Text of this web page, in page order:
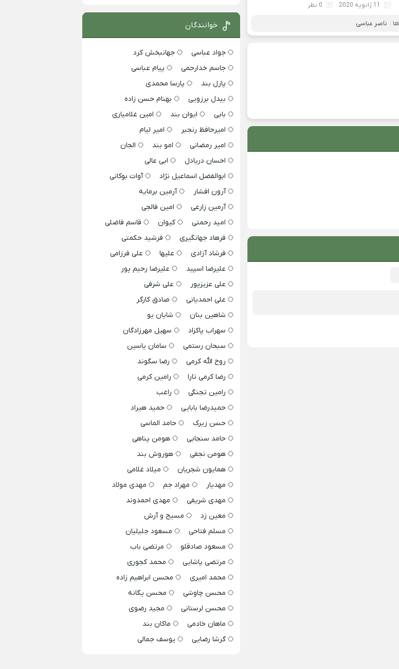
11 ژانویه 2020 0 نظر
: ناصر عباسی خوانندگان
جواد عباسی
جهانبخش کرد
جاسم خدارحمی
پیام عباسی
پازل بند
پارسا محمدی
بیدل برزویی
بهنام حسن زاده
بابی
ایوان بند
امین غلامیاری
امیرحافظ رنجبر
امیر لیام
امیر رمضانی
امو بند
الجان
احسان دریادل
ابی عالی
ابوالفضل اسماعیل نژاد
آوات بوکانی
آرون افشار
آرمین برمایه
آرمین زارعی
امین فالجی
امید رحمتی
کیوان
قاسم فاضلی
فرهاد جهانگیری
فرشید حکمتی
فرشاد آزادی
علیها
علی فرزامی
علیرضا اسپید
علیرضا رحیم پور
علی عزیزپور
علی شرفی
علی احمدیانی
صادق کارگر
شاهین بنان
شایان یو
سهراب پاکزاد
سهیل مهرزادگان
سبحان رستمی
سامان یاسین
روح الله کرمی
رضا سگوند
رضا کرمی تارا
رامین کرمی
رامین تجنگی
راغب
حمیدرضا بابایی
حمید هیراد
حسن زیرک
حامد الماسی
حامد سنجابی
هومن پناهی
هومن نجفی
هوروش بند
همایون شجریان
میلاد غلامی
مهدیار
مهراد جم
مهدی مولاد
مهدی شریفی
مهدی احمدوند
معین زد
مسیح و آرش
مسلم فتاحی
مسعود جلیلیان
مسعود صادقلو
مرتضی باب
مرتضی پاشایی
محمد کجوری
محمد امیری
محسن ابراهیم زاده
محسن چاوشی
محسن یگانه
محسن لرستانی
مجید رضوی
ماهان خادمی
ماکان بند
گرشا رضایی
یوسف جمالی